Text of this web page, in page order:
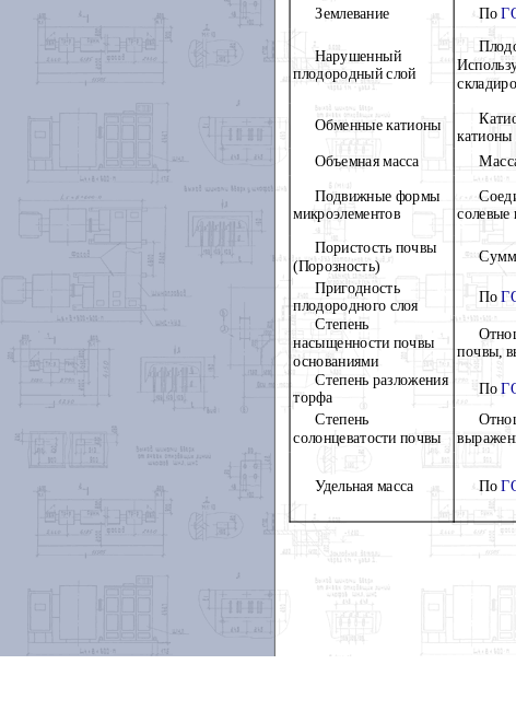
Землевание По
Нарушенный
плодородный слой
Обменные катионы
катионы
Объемная масса
Подвижные формы
микроэлементов
солевые
Пористость почвы
(Порозность)
Пригодность
плодородного слоя
По
Степень
насыщенности почвы
основаниями
почвы,
Степень разложения
торфа
По
Степень
солонцеватости почвы
Удельная масса По